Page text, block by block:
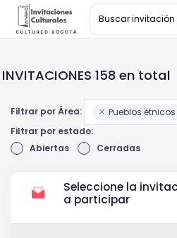
INVITACIONES 158 en total
Filtrar por Área:
Pueblos étnicos
Filtrar por estado:
Abiertas
Cerradas
Seleccione la
a participar